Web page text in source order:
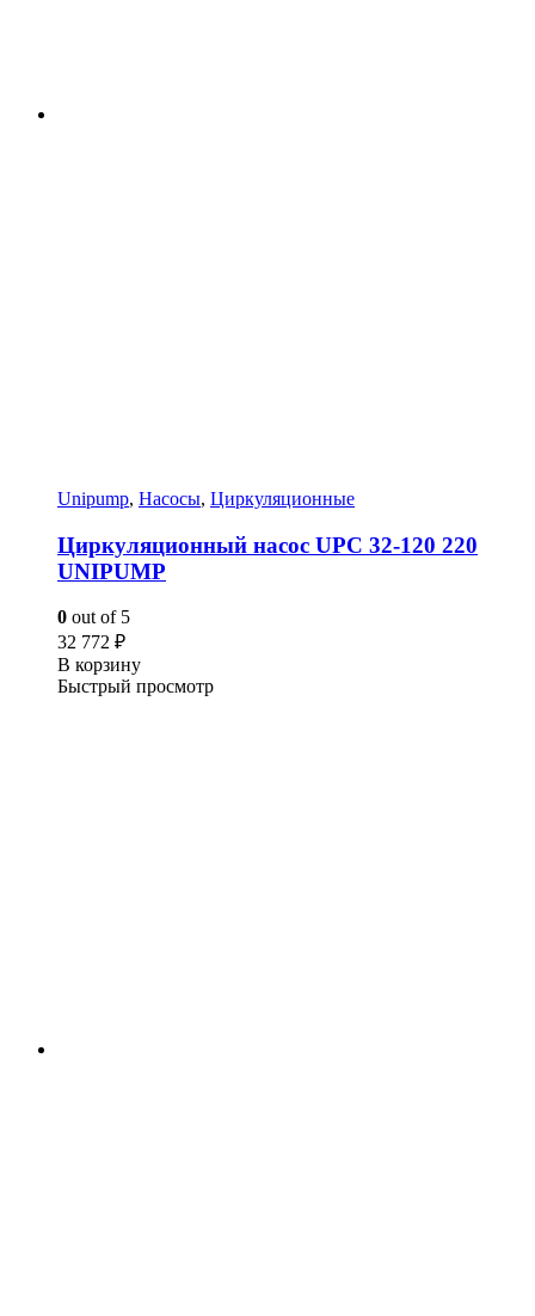
Unipump, Насосы, Циркуляционные
Циркуляционный насос UPC 32-120 220
UNIPUMP
0 out of 5
32 772 ₽
В корзину
Быстрый просмотр